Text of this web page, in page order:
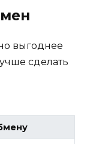
выгоднее
сделать